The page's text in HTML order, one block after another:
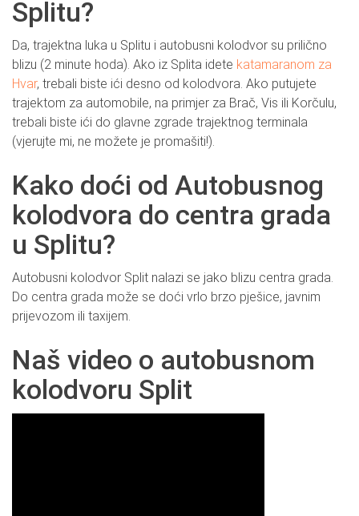
Splitu?
Da, trajektna luka u Splitu i autobusni kolodvor su prilično
blizu (2 minute hoda). Ako iz Splita idete katamaranom za
Hvar, trebali biste ići desno od kolodvora. Ako putujete
trajektom za automobile, na primjer za Brač, Vis ili Korčulu,
trebali biste ići do glavne zgrade trajektnog terminala
(vjerujte mi, ne možete je promašiti!).
Kako doći od Autobusnog
kolodvora do centra grada
u Splitu?
Autobusni kolodvor Split nalazi se jako blizu centra grada.
Do centra grada može se doći vrlo brzo pješice, javnim
prijevozom ili taxijem.
Naš video o autobusnom
kolodvoru Split